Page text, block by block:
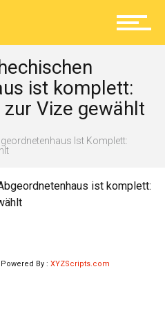
ist komplett:
Vize gewählt
Ist Komplett:
ist komplett:
Powered By : XYZScripts.com